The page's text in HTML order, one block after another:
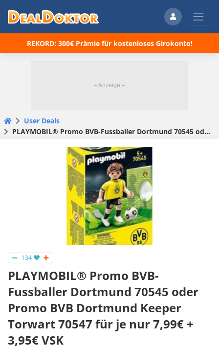
REKORD: 300€ Prämie für kostenloses Girokonto!
User Deals
PLAYMOBIL® Promo BVB-Fussballer Dortmund 70545 oder Promo BVB Dortmund Keeper Torwart 70547 für je nur 7,99€ + 3,95€ VSK
134
PLAYMOBIL® Promo BVB-
Fussballer Dortmund 70545 oder
Promo BVB Dortmund Keeper
Torwart 70547 für je nur 7,99€ +
3,95€ VSK